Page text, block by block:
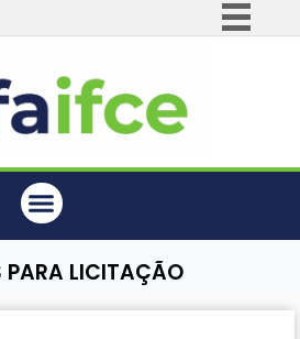
Participe
PARA LICITAÇÃO